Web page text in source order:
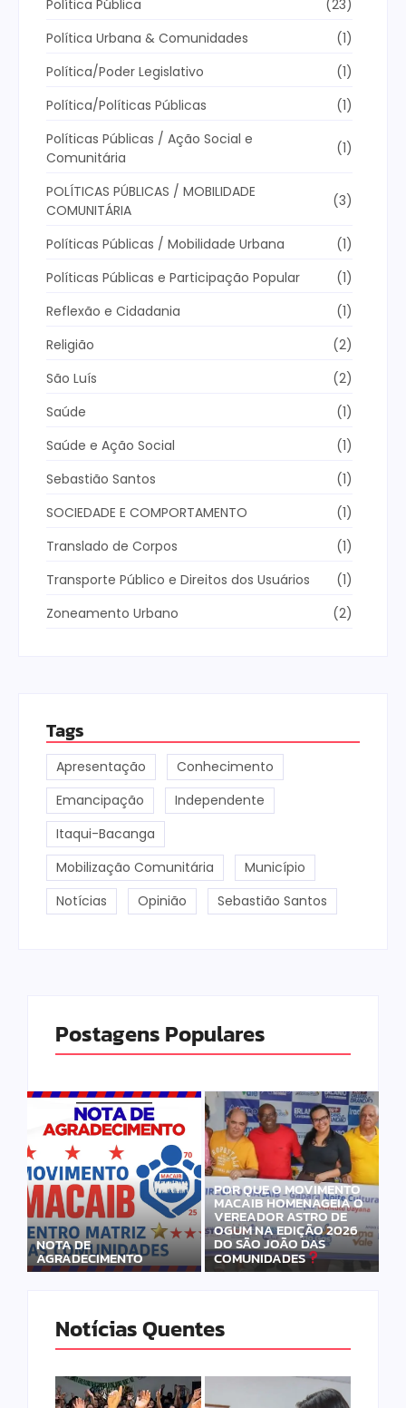
Política Pública
(23)
Política Urbana & Comunidades
(1)
Política/Poder Legislativo
(1)
Política/Políticas Públicas
(1)
Políticas Públicas / Ação Social e
Comunitária
(1)
POLÍTICAS PÚBLICAS / MOBILIDADE
COMUNITÁRIA
(3)
Políticas Públicas / Mobilidade Urbana
(1)
Políticas Públicas e Participação Popular
(1)
Reflexão e Cidadania
(1)
Religião
(2)
São Luís
(2)
Saúde
(1)
Saúde e Ação Social
(1)
Sebastião Santos
(1)
SOCIEDADE E COMPORTAMENTO
(1)
Translado de Corpos
(1)
Transporte Público e Direitos dos Usuários
(1)
Zoneamento Urbano
(2)
Tags
Apresentação
Conhecimento
Emancipação
Independente
Itaqui-Bacanga
Mobilização Comunitária
Município
Notícias
Opinião Sebastião Santos
Postagens Populares
NOTA DE
AGRADECIMENTO
POR QUE O MOVIMENTO
MACAIB HOMENAGEIA O
VEREADOR ASTRO DE
OGUM NA EDIÇÃO 2026
DO SÃO JOÃO DAS
COMUNIDADES
Notícias Quentes